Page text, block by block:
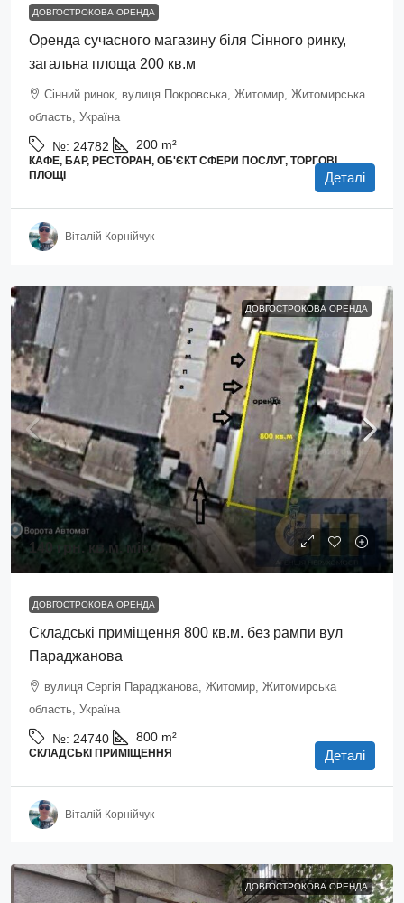
ДОВГОСТРОКОВА ОРЕНДА
Оренда сучасного магазину біля Сінного ринку,
загальна площа 200 кв.м
Сінний ринок, вулиця Покровська, Житомир, Житомирська
область, Україна
№: 24782 200 m²
КАФЕ, БАР, РЕСТОРАН, ОБ'ЄКТ СФЕРИ ПОСЛУГ, ТОРГОВІ
ПЛОЩІ
Деталі
Віталій Корнійчук
ДОВГОСТРОКОВА ОРЕНДА
140 грн. кв.м. міс.
ДОВГОСТРОКОВА ОРЕНДА
Складські приміщення 800 кв.м. без рампи вул
Параджанова
вулиця Сергія Параджанова, Житомир, Житомирська
область, Україна
№: 24740 800 m²
СКЛАДСЬКІ ПРИМІЩЕННЯ Деталі
Віталій Корнійчук
ДОВГОСТРОКОВА ОРЕНДА